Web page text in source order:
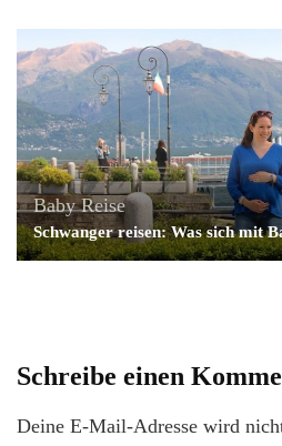
Baby Reise
Schwanger reisen: Was sich mit
Schreibe einen
Deine E-Mail-Adresse wird